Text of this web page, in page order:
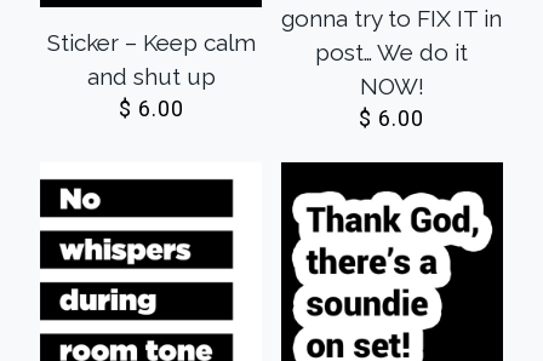
Sticker – Keep calm
and shut up
$ 6.00
gonna try to FIX IT in
post… We do it
NOW!
$ 6.00